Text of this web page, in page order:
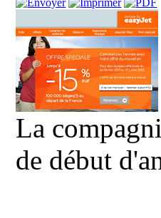
La
de début